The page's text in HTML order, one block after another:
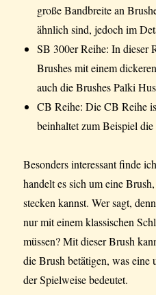
große Bandbreite an
ähnlich sind, jedoch im
SB 300er Reihe: In dieser
Brushes mit einem
auch die Brushes Palki
CB Reihe: Die CB Reihe
beinhaltet zum Beispiel
Besonders interessant finde
handelt es sich um eine
stecken kannst. Wer sagt,
nur mit einem klassischen
müssen? Mit dieser Brush
die Brush betätigen, was
der Spielweise bedeutet.